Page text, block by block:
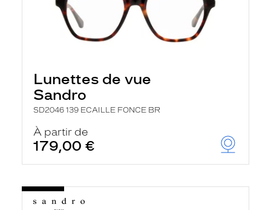
Lunettes de vue
Sandro
SD2046 139 ECAILLE FONCE BR
À partir de
179,00 €